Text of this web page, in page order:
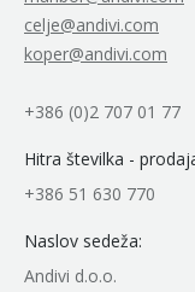
celje@andivi.com
koper@andivi.com
+386 (0)2 707 01 77
Hitra številka -
+386 51 630 770
Naslov sedeža:
Andivi d.o.o.